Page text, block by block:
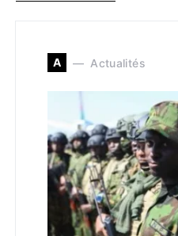
A Actualités